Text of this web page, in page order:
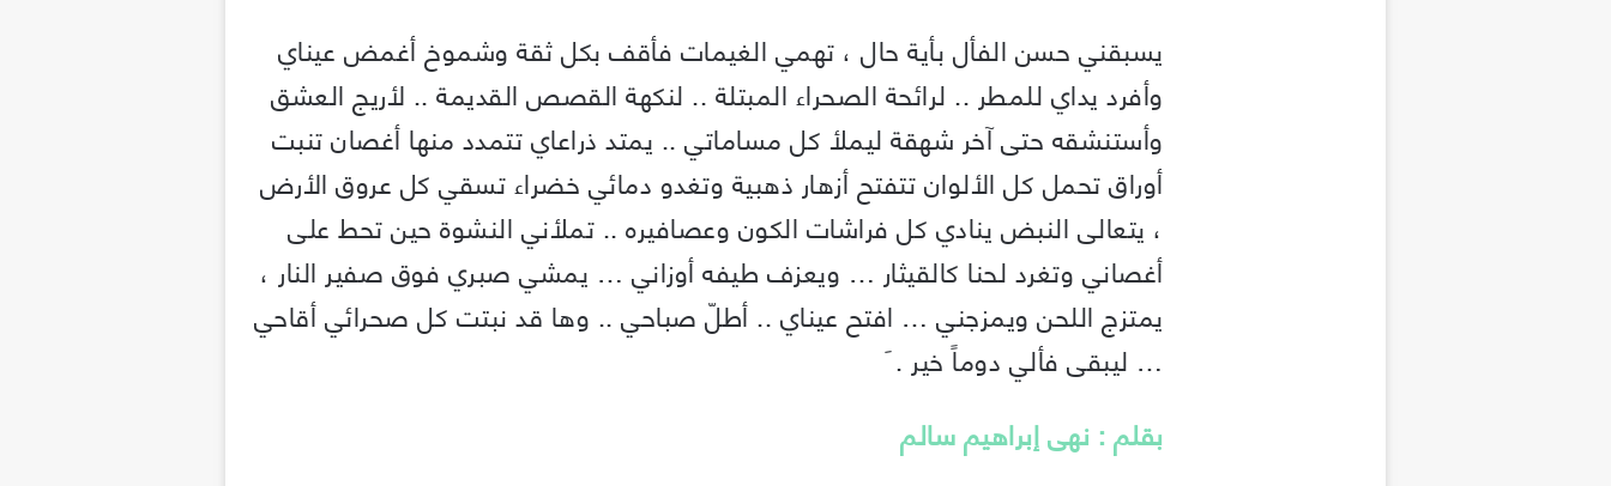
يسبقني حسن الفأل بأية حال ، تهمي الغيمات فأقف بكل ثقة وشموخ أغمض عيناي
وأفرد يداي للمطر .. لرائحة الصحراء المبتلة .. لنكهة القصص القديمة .. لأريج العشق
وأستنشقه حتى آخر شهقة ليملأ كل مساماتي .. يمتد ذراعاي تتمدد منها أغصان تنبت
أوراق تحمل كل الألوان تتفتح أزهار ذهبية وتغدو دمائي خضراء تسقي كل عروق الأرض
، يتعالى النبض ينادي كل فراشات الكون وعصافيره .. تملأني النشوة حين تحط على
أغصاني وتغرد لحنا كالقيثار … ويعزف طيفه أوزاني … يمشي صبري فوق صفير النار ،
يمتزج اللحن ويمزجني … افتح عيناي .. أطلّ صباحي .. وها قد نبتت كل صحرائي أقاحي
… ليبقى فألي دوماً خير . َ
بقلم : نهى إبراهيم سالم